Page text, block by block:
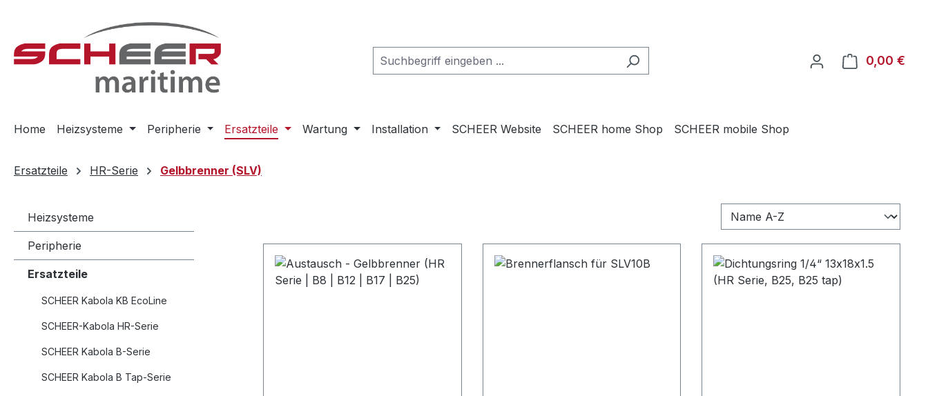
0,00 €
Home Heizsysteme Peripherie Ersatzteile Wartung Installation SCHEER Website SCHEER home Shop SCHEER mobile Shop
Ersatzteile HR-Serie Gelbbrenner (SLV)
Heizsysteme
Peripherie
Ersatzteile
SCHEER Kabola KB EcoLine
SCHEER-Kabola HR-Serie
SCHEER Kabola B-Serie
SCHEER Kabola B Tap-Serie